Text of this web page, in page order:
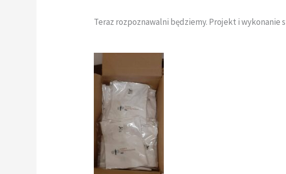
Teraz rozpoznawalni będziemy. Projekt i wykonanie